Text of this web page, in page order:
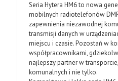
Seria Hytera HM6 to nowa
mobilnych radiotelefonów
zapewnienia niezawodnej
transmisji danych w
miejscu i czasie. Pozostań w
współpracownikami,
najlepszy partner w
komunalnych i nie tylko.